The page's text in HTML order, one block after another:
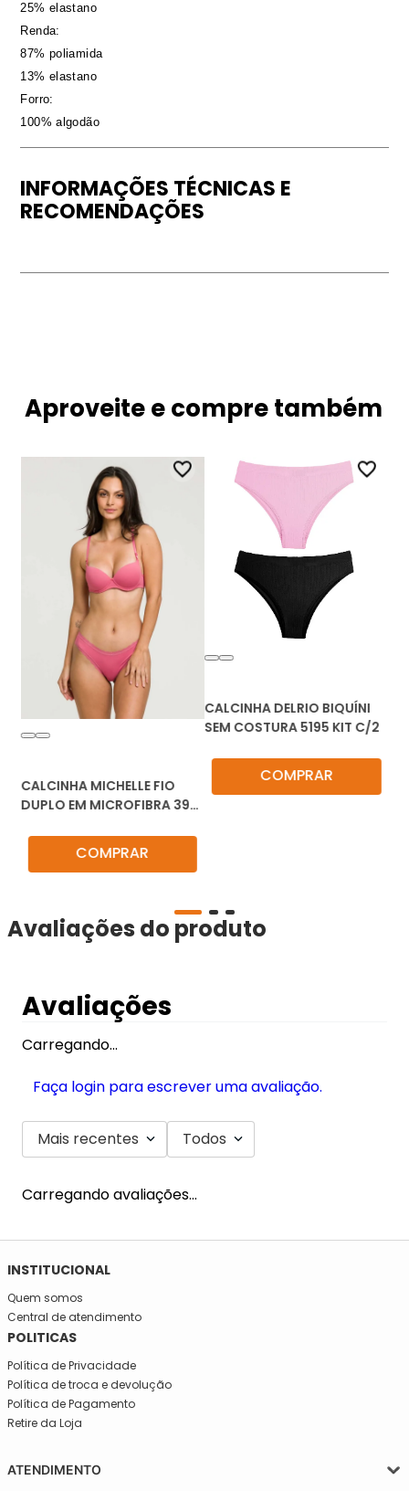
25% elastano
Renda:
87% poliamida
13% elastano
Forro:
100% algodão
INFORMAÇÕES TÉCNICAS E
RECOMENDAÇÕES
Aproveite e compre também
DUPLO EM MICROFIBRA 3971
KIT C/3
COMPRAR
CALCINHA DELRIO BIQUÍNI
SEM COSTURA 5195 KIT C/2
COMPRAR
Avaliações do produto
Avaliações
Carregando…
Faça login para escrever uma avaliação.
Mais recentes Todos
Carregando avaliações…
SE INSCREVA NA NOSSA NEWSLETTER!
Fique por dentro e seja informado em primeira mão de todas
as novidades da Mega São José!
INSTITUCIONAL
Central de atendimento